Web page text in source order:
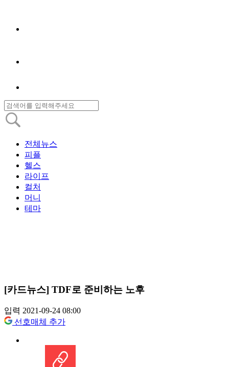
전체뉴스
피플
헬스
라이프
컬처
머니
테마
[카드뉴스] TDF로 준비하는 노후
입력 2021-09-24 08:00
선호매체 추가